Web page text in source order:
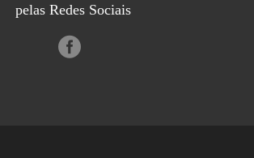
pelas Redes Sociais